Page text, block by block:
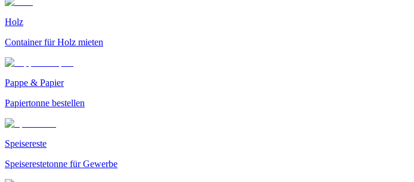
Holz
Container für Holz mieten
Pappe & Papier
Papiertonne bestellen
Speisereste
Speiserestetonne für Gewerbe